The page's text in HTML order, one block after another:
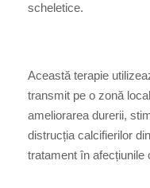
scheletice.
Această terapie
transmit pe o zonă
ameliorarea durerii,
distrucția calcifierilor
tratament în afecțiunile